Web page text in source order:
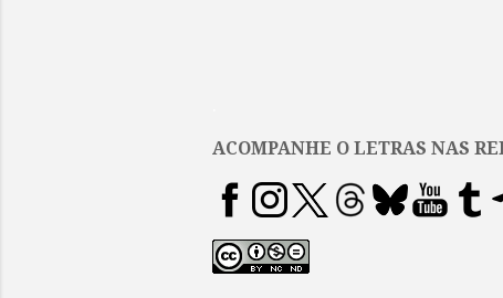
ACOMPANHE O LETRAS NAS